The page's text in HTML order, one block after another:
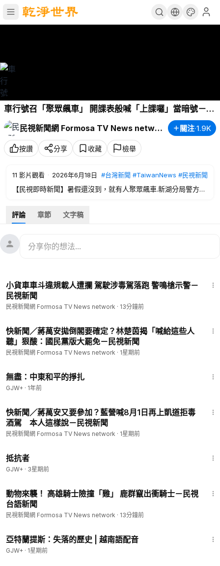
車行號召「聚眾飆車」 開課表般喊「上課囉」當暗號－民
視新聞
民視新聞網 Formosa TV News network
關注·1.9K
按讚 分享 收藏 檢舉
11 影片觀看 · 2026年6月18日 #台灣新聞 #TaiwanNews #民視新聞
【民視即時新聞】暑假還沒到，就有人聚眾飆車.新湖分局警方，
駕車改裝集團，逮捕9名嫌犯到案，為首的車行老闆以開課表，
上課囉，做暗號，在網路上吸引年輕人聚集飆車.
看新聞：
📱下載民視新聞APP →https://www.ftvnews.com.tw/download
✅ 民視新聞網：
✅ 民視新聞FB： https://www.facebook.com/ftvnews53
✅ 訂閱民視IG：https://www.instagram.com/ftvnews/
評論 章節 文字稿
小貨車車斗違規載人遭攔 駕駛涉毒駕落跑 警鳴槍示警－
民視新聞
民視新聞網 Formosa TV News network · 13分鐘前
快新聞／蔣萬安拋倒閣要確定？林楚茵揭「喊給這些人
聽」狠酸：國民黨版大罷免－民視新聞
民視新聞網 Formosa TV News network · 1星期前
無盡：中東和平的掙扎
GJW+ · 1年前
快新聞／蔣萬安又要參加？藍營喊8月1日再上凱道拒毒
酒駕 本人這樣說－民視新聞
民視新聞網 Formosa TV News network · 1星期前
抵抗者
GJW+ · 3星期前
動物來襲！ 高雄騎士險撞「雞」 鹿群竄出衝騎士－民視
台語新聞
民視新聞網 Formosa TV News network · 13分鐘前
亞特蘭提斯：失落的歷史 | 越南語配音
GJW+ · 1星期前